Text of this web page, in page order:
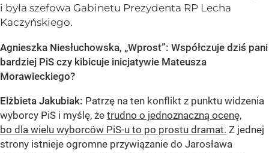
i była szefowa Gabinetu Prezydenta RP Lecha
Kaczyńskiego.
Agnieszka Niesłuchowska, „Wprost”: Współczuje dziś pani
bardziej PiS czy kibicuje inicjatywie Mateusza
Morawieckiego?
Elżbieta Jakubiak: Patrzę na ten konflikt z punktu widzenia
wyborcy PiS i myślę, że trudno o jednoznaczną ocenę,
bo dla wielu wyborców PiS-u to po prostu dramat. Z jednej
strony istnieje ogromne przywiązanie do Jarosława